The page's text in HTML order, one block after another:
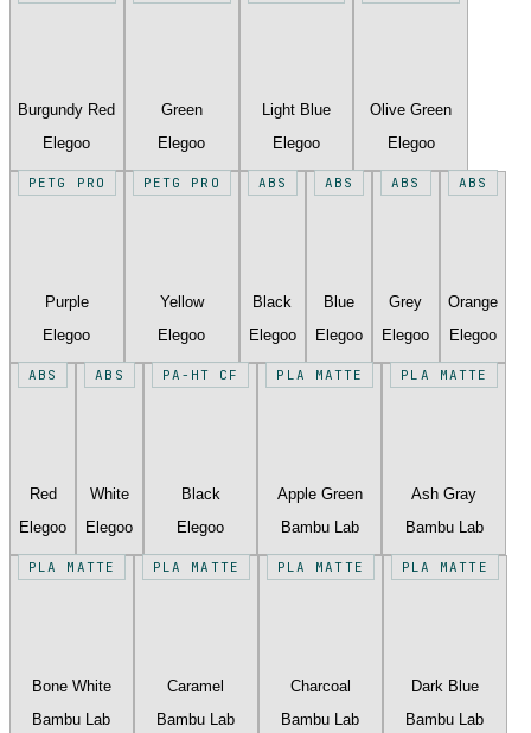
Burgundy Red
Elegoo
Green
Elegoo
Light Blue
Elegoo
Olive Green
Elegoo
PETG PRO
Purple
Elegoo
PETG PRO
Yellow
Elegoo
ABS
Black
Elegoo
ABS
Blue
Elegoo
ABS
Grey
Elegoo
ABS
Orange
Elegoo
ABS
Red
Elegoo
ABS
White
Elegoo
PA-HT CF
Black
Elegoo
PLA MATTE
Apple Green
Bambu Lab
PLA MATTE
Ash Gray
Bambu Lab
PLA MATTE
Bone White
Bambu Lab
PLA MATTE
Caramel
Bambu Lab
PLA MATTE
Charcoal
Bambu Lab
PLA MATTE
Dark Blue
Bambu Lab